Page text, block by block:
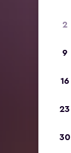
2
9
16
23
30